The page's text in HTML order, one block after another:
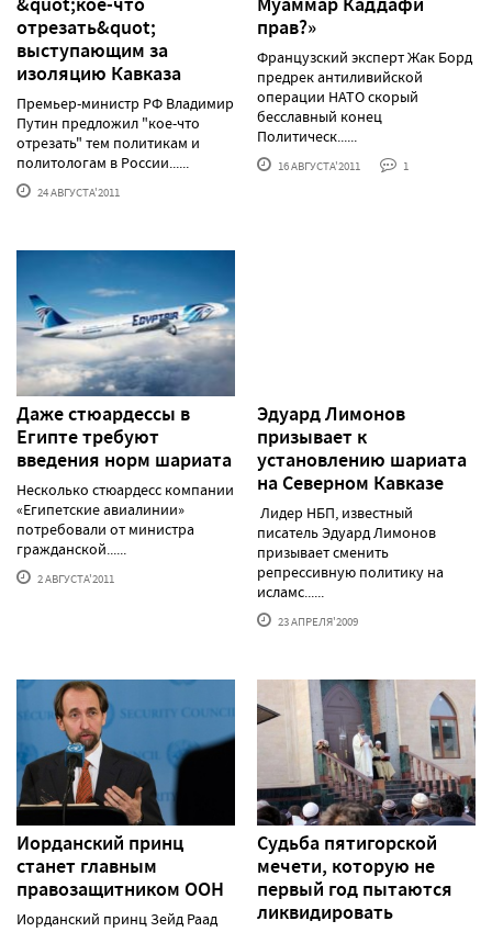
отрезать&quot;
выступающим за
изоляцию Кавказа
Премьер-министр РФ Владимир
Путин предложил "кое-что
отрезать" тем политикам и
политологам в России......
24 АВГУСТА'2011
прав?»
Французский эксперт Жак Борд
предрек антиливийской
операции НАТО скорый
бесславный конец
Политическ......
16 АВГУСТА'2011 1
Даже стюардессы в
Египте требуют
введения норм шариата
Несколько стюардесс компании
«Египетские авиалинии»
потребовали от министра
гражданской......
2 АВГУСТА'2011
Эдуард Лимонов
призывает к
установлению шариата
на Северном Кавказе
Лидер НБП, известный
писатель Эдуард Лимонов
призывает сменить
репрессивную политику на
исламс......
23 АПРЕЛЯ'2009
Иорданский принц
станет главным
правозащитником ООН
Иорданский принц Зейд Раад
Судьба пятигорской
мечети, которую не
первый год пытаются
ликвидировать